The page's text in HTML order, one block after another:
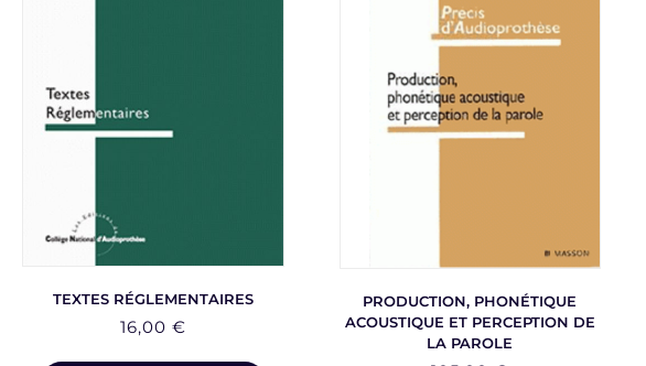
TEXTES RÉGLEMENTAIRES
16,00 €
PRODUCTION, PHONÉTIQUE
ACOUSTIQUE ET PERCEPTION DE
LA PAROLE